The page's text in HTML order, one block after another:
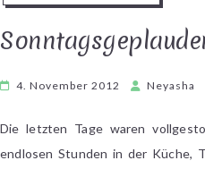
4. November 2012 Neyasha
Die letzten Tage waren
endlosen Stunden in der Küche,